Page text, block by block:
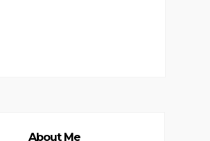
About Me